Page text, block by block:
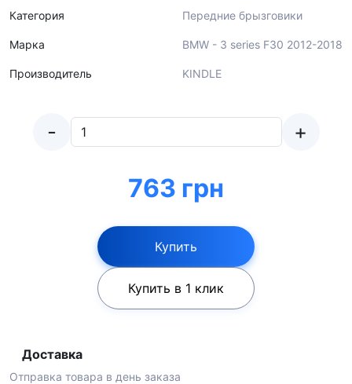
Категория
Марка
Производитель
Передние брызговики
BMW - 3 series F30 2012-2018
KINDLE
- +
763 грн
Купить
Купить в 1 клик
Доставка
Отправка товара в день заказа